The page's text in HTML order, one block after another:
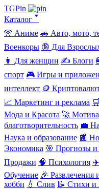
TGPin
Каталог 🢓
🎌 Аниме 🚗 Авто, мото,
Военкоры 🔞 Для
👩 Для женщин ✍️ Блоги
спорт 🎮 Игры и
интеллект 🪙
📈 Маркетинг и реклама
Мода и Красота 🚀
благотворительность 💼
Наука и образование 📰
Экономика 🎯 Прогнозы и
Продажи 🧠 Психология ✈️
Обучение 🎉
хобби 💧 Слив 📝 Стихи